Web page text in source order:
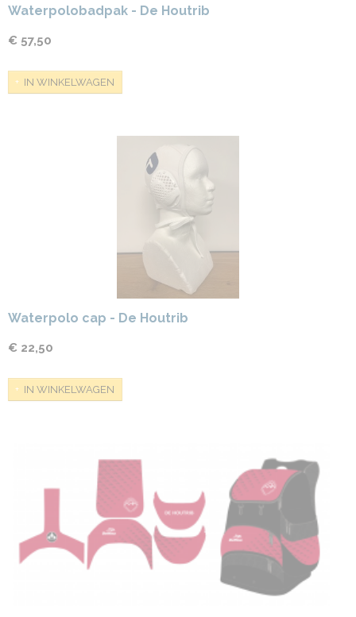
Waterpolobadpak - De Houtrib
€ 57,50
IN WINKELWAGEN
Waterpolo cap - De Houtrib
€ 22,50
IN WINKELWAGEN